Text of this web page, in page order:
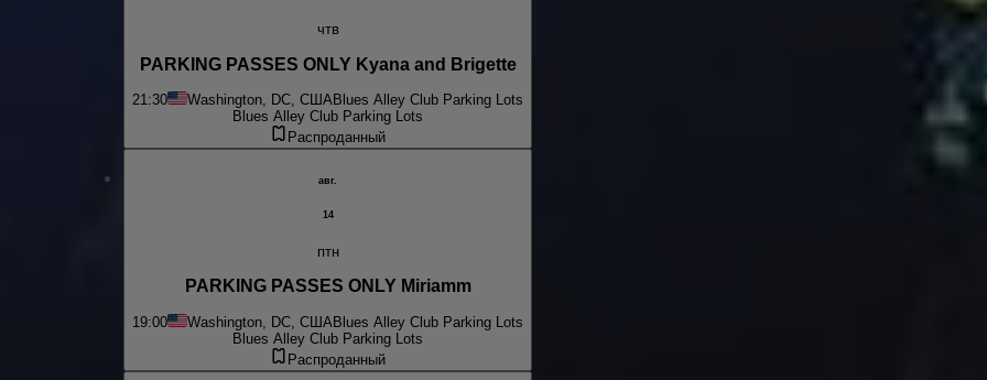
чтв
PARKING PASSES ONLY Kyana and Brigette
21:30 Washington, DC, СШАBlues Alley Club Parking Lots
Blues Alley Club Parking Lots
Распроданный
авг.
14
птн
PARKING PASSES ONLY Miriamm
19:00 Washington, DC, СШАBlues Alley Club Parking Lots
Blues Alley Club Parking Lots
Распроданный